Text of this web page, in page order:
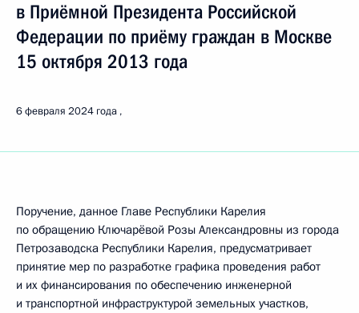
в Приёмной Президента Российской
Федерации по приёму граждан в Москве
15 октября 2013 года
6 февраля 2024 года
Поручение, данное Главе Республики Карелия
по обращению Ключарёвой Розы Александровны из города
Петрозаводска Республики Карелия, предусматривает
принятие мер по разработке графика проведения работ
и их финансирования по обеспечению инженерной
и транспортной инфраструктурой земельных участков,